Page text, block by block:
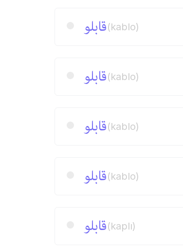
قابلو(kablo)
قابلو(kablo)
قابلو(kablo)
قابلو(kablo)
قابلو(kaplı)